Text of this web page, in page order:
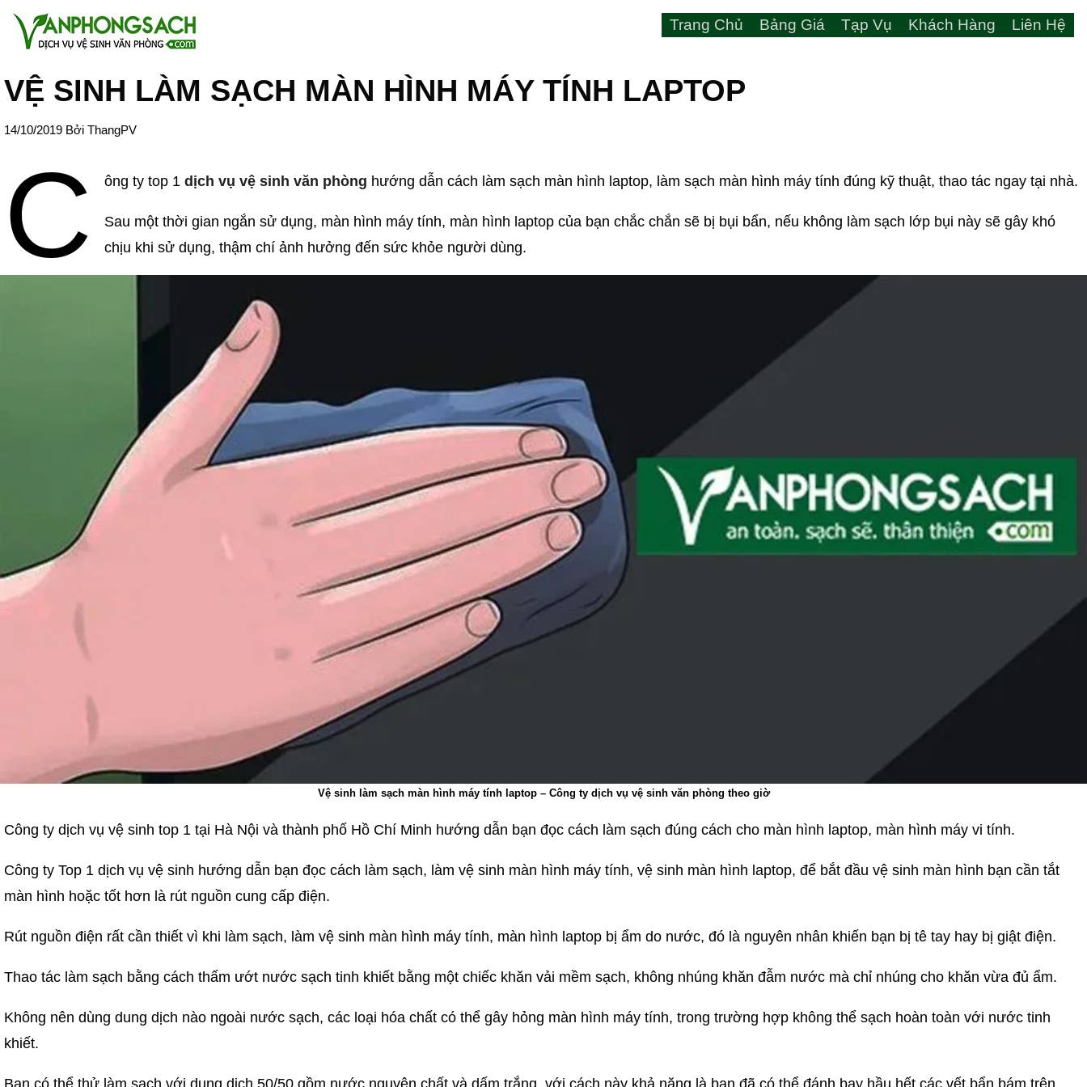
Trang Chủ Bảng Giá Tạp Vụ Khách Hàng Liên Hệ
VỆ SINH LÀM SẠCH MÀN HÌNH MÁY TÍNH LAPTOP
14/10/2019 Bởi ThangPV
C ông ty top 1dịch vụ vệ sinh văn phòng hướng dẫn cách làm sạch màn hình laptop, làm sạch màn hình máy tính đúng kỹ thuật, thao tác ngay tại nhà.
Sau một thời gian ngắn sử dụng, màn hình máy tính, màn hình laptop của bạn chắc chắn sẽ bị bụi bẩn, nếu không làm sạch lớp bụi này sẽ gây khó
chịu khi sử dụng, thậm chí ảnh hưởng đến sức khỏe người dùng.
Vệ sinh làm sạch màn hình máy tính laptop – Công ty dịch vụ vệ sinh văn phòng theo giờ
Công ty dịch vụ vệ sinh top 1 tại Hà Nội và thành phố Hồ Chí Minh hướng dẫn bạn đọc cách làm sạch đúng cách cho màn hình laptop, màn hình máy vi tính.
Công ty Top 1 dịch vụ vệ sinh hướng dẫn bạn đọc cách làm sạch, làm vệ sinh màn hình máy tính, vệ sinh màn hình laptop, để bắt đầu vệ sinh màn hình bạn cần tắt
màn hình hoặc tốt hơn là rút nguồn cung cấp điện.
Rút nguồn điện rất cần thiết vì khi làm sạch, làm vệ sinh màn hình máy tính, màn hình laptop bị ẩm do nước, đó là nguyên nhân khiến bạn bị tê tay hay bị giật điện.
Thao tác làm sạch bằng cách thấm ướt nước sạch tinh khiết bằng một chiếc khăn vải mềm sạch, không nhúng khăn đẫm nước mà chỉ nhúng cho khăn vừa đủ ẩm.
Không nên dùng dung dịch nào ngoài nước sạch, các loại hóa chất có thể gây hỏng màn hình máy tính, trong trường hợp không thể sạch hoàn toàn với nước tinh
khiết.
Bạn có thể thử làm sạch với dung dịch 50/50 gồm nước nguyên chất và dấm trắng, với cách này khả năng là bạn đã có thể đánh bay hầu hết các vết bẩn bám trên